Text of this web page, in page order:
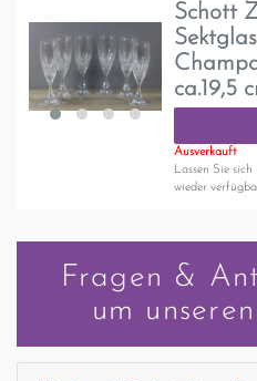
Schott
ca.19,5
Ausverkauft
Lassen Sie
wieder
Fragen &
um